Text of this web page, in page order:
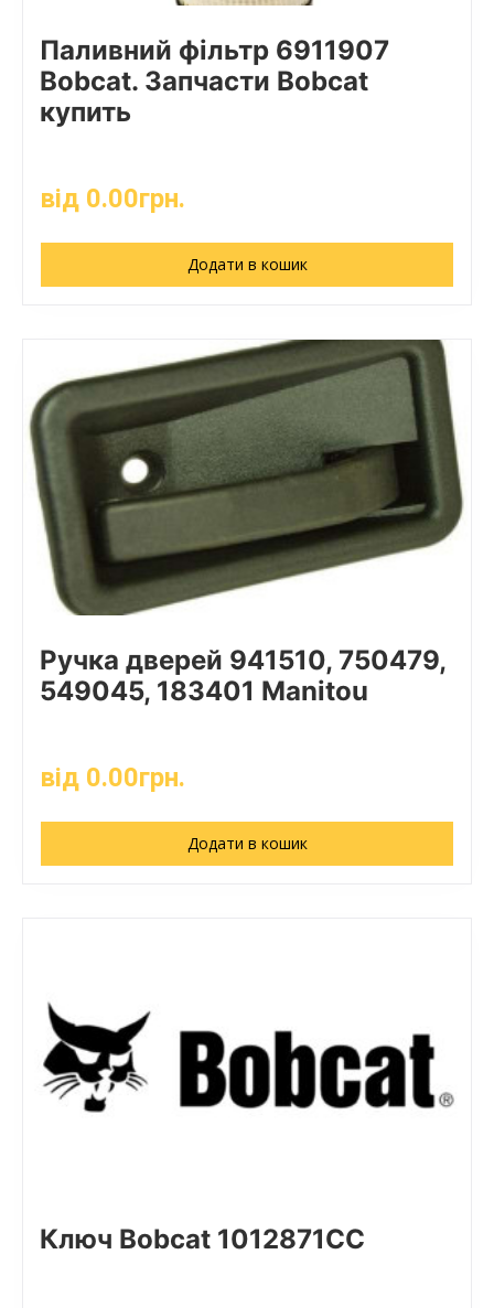
Паливний фільтр 6911907
Bobcat. Запчасти Bobcat
купить
від 0.00грн.
Додати в кошик
Ручка дверей 941510, 750479,
549045, 183401 Manitou
від 0.00грн.
Додати в кошик
Ключ Bobcat 1012871CC